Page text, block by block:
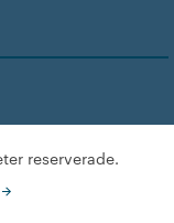
reserverade.